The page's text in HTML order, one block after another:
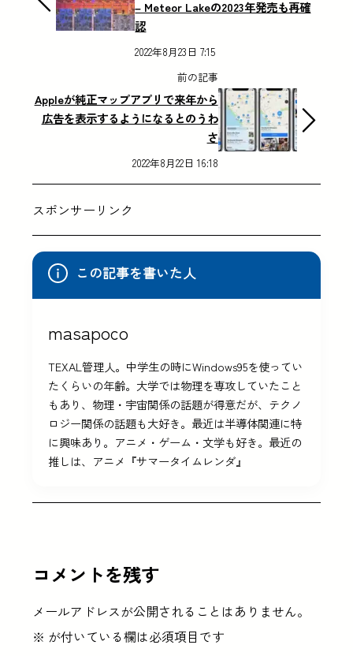
– Meteor Lakeの2023年発売も再確
認
2022年8月23日 7:15
前の記事
Appleが純正マップアプリで来年から
広告を表示するようになるとのうわ
さ
2022年8月22日 16:18
スポンサーリンク
この記事を書いた人
masapoco
TEXAL管理人。中学生の時にWindows95を使ってい
たくらいの年齢。大学では物理を専攻していたこと
もあり、物理・宇宙関係の話題が得意だが、テクノ
ロジー関係の話題も大好き。最近は半導体関連に特
に興味あり。アニメ・ゲーム・文学も好き。最近の
推しは、アニメ『サマータイムレンダ』
コメントを残す
メールアドレスが公開されることはありません。
※ が付いている欄は必須項目です